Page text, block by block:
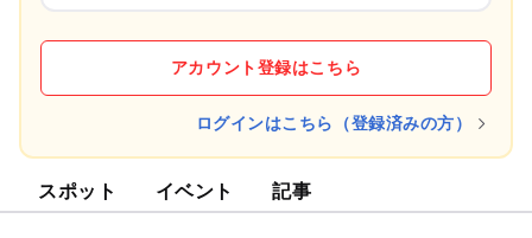
アカウント登録はこちら
ログインはこちら（登録済みの方）
スポット イベント 記事